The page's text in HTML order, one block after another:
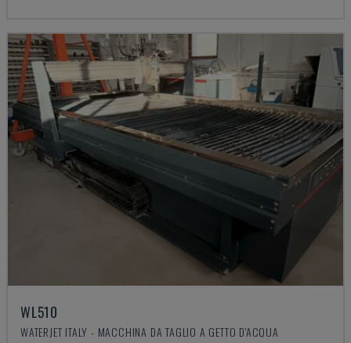
WL510
WATERJET ITALY - MACCHINA DA TAGLIO A GETTO D'ACQUA